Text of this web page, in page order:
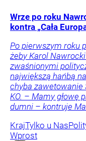
Wrze po roku
kontra „Cała
Po pierwszym roku
żeby Karol
zwaśnionymi
największą hańbą
chyba zawetowanie
KO. – Mamy głowę
dumni – kontruje
KrajTylko u Nas
Wprost